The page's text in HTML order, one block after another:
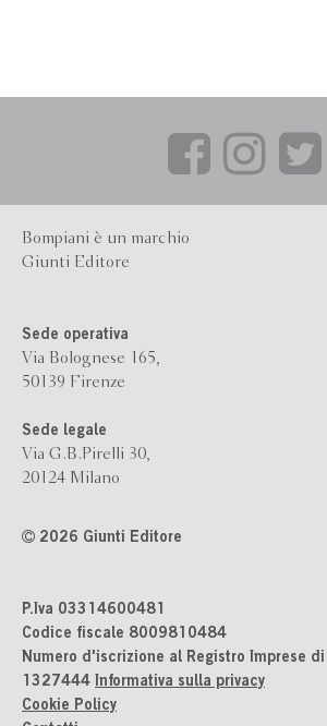
Bompiani è un marchio
Giunti Editore
Sede operativa
Via Bolognese 165,
50139 Firenze
Sede legale
Via G.B.Pirelli 30,
20124 Milano
2026 Giunti Editore
P.Iva 03314600481
Codice fiscale 8009810484
Numero d'iscrizione al Registro Imprese di
1327444 Informativa sulla privacy
Cookie Policy